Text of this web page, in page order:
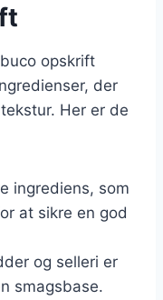
opskrift
der
Her er de
ingrediens, som
at sikre en god
og selleri er
smagsbase.